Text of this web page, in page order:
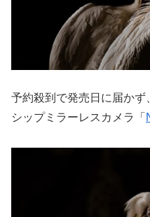
予約殺到で発売日に届か
シップミラーレスカメラ「